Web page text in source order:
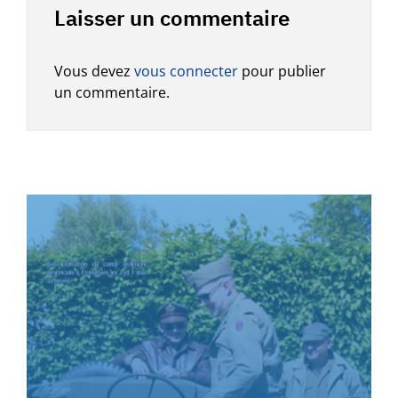
Laisser un commentaire
Vous devez vous connecter pour publier
un commentaire.